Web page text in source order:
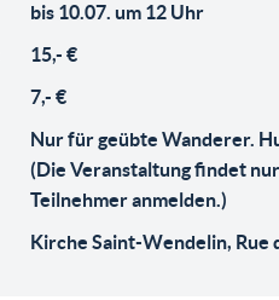
bis 10.07. um 12 Uhr
15,- €
7,- €
Nur für geübte Wanderer.
(Die Veranstaltung findet
Teilnehmer anmelden.)
Kirche Saint-Wendelin, Rue